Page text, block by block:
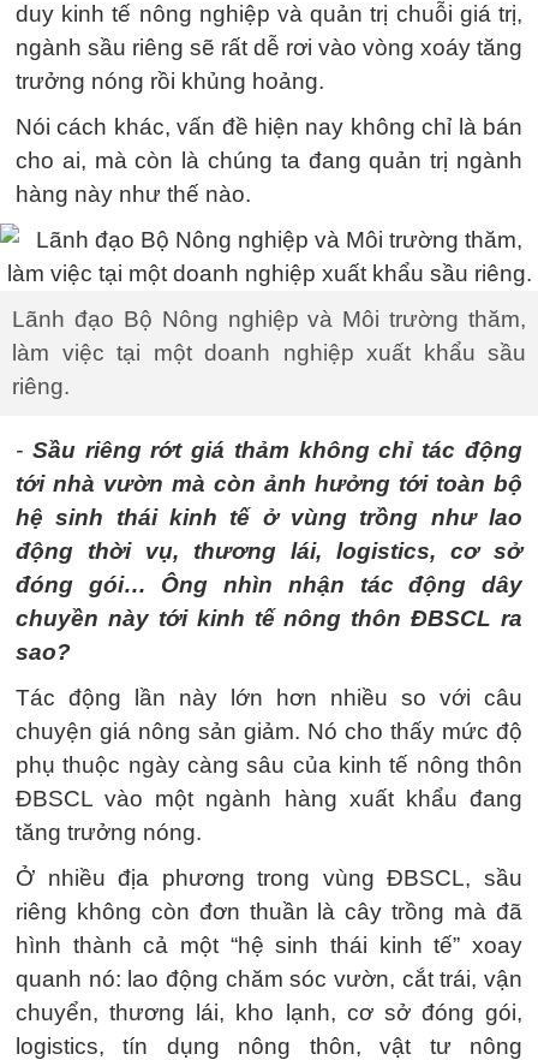
duy kinh tế nông nghiệp và quản trị chuỗi giá trị,
ngành sầu riêng sẽ rất dễ rơi vào vòng xoáy tăng
trưởng nóng rồi khủng hoảng.
Nói cách khác, vấn đề hiện nay không chỉ là bán
cho ai, mà còn là chúng ta đang quản trị ngành
hàng này như thế nào.
Lãnh đạo Bộ Nông nghiệp và Môi trường thăm,
làm việc tại một doanh nghiệp xuất khẩu sầu
riêng.
- Sầu riêng rớt giá thảm không chỉ tác động
tới nhà vườn mà còn ảnh hưởng tới toàn bộ
hệ sinh thái kinh tế ở vùng trồng như lao
động thời vụ, thương lái, logistics, cơ sở
đóng gói… Ông nhìn nhận tác động dây
chuyền này tới kinh tế nông thôn ĐBSCL ra
sao?
Tác động lần này lớn hơn nhiều so với câu
chuyện giá nông sản giảm. Nó cho thấy mức độ
phụ thuộc ngày càng sâu của kinh tế nông thôn
ĐBSCL vào một ngành hàng xuất khẩu đang
tăng trưởng nóng.
Ở nhiều địa phương trong vùng ĐBSCL, sầu
riêng không còn đơn thuần là cây trồng mà đã
hình thành cả một “hệ sinh thái kinh tế” xoay
quanh nó: lao động chăm sóc vườn, cắt trái, vận
chuyển, thương lái, kho lạnh, cơ sở đóng gói,
logistics, tín dụng nông thôn, vật tư nông